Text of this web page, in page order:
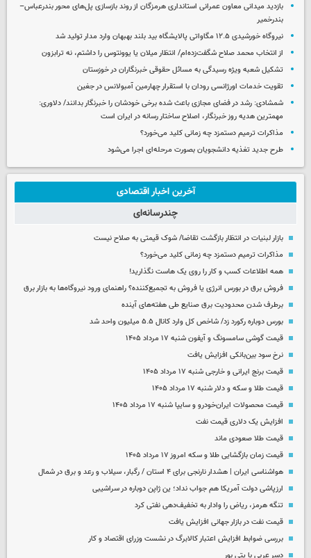
بازدید میدانی معاون عمرانی استانداری هرمزگان از روند بازسازی پل‌های محور بندرعباس–
بندرخمیر
نیروگاه خورشیدی ۱۲.۵ مگاواتی پالایشگاه بید بلند بهبهان وارد مدار تولید شد
از انتخاب محمد صلاح شگفت‌زده‌ام/ انتظار میلان یا یوونتوس را داشتم، نه ترابزون
تشکیل شعبه ویژه رسیدگی به مسائل حقوقی خبرنگاران در خوزستان
تقویت خدمات اورژانسی رودان با استقرار چهارمین آمبولانس در جغین
شمشادی: رشد در فضای مجازی باعث شده برخی خودشان را خبرنگار بدانند/ دلاوری:
مهمترین هدیه‌ روز خبرنگار، اصلاح ساختار رسانه در ایران است
مذاکرات ترمیم دستمزد چه زمانی کلید می‌خورد؟
طرح جدید تغذیه دانشجویان بصورت مرحله‌ای اجرا می‌شود
آخرین اخبار اقتصادی
چندرسانه‌ای
بازار لبنیات در انتظار بازگشت تقاضا/ شوک قیمتی به صلاح نیست
مذاکرات ترمیم دستمزد چه زمانی کلید می‌خورد؟
همه اطلاعات کسب‌ و کار را روی یک هاست نگذارید!
فروش برق در بورس انرژی یا فروش به تجمیع‌کننده؟ راهنمای ورود نیروگاه‌ها به بازار برق
برطرف شدن محدودیت‌ برق صنایع طی هفته‌های آینده
بورس دوباره رکورد زد/ شاخص کل وارد کانال ۵.۵ میلیون واحد شد
قیمت گوشی سامسونگ و آیفون شنبه ۱۷ مرداد ۱۴۰۵
نرخ سود بین‌بانکی افزایش یافت
قیمت برنج ایرانی و خارجی شنبه ۱۷ مرداد ۱۴۰۵
قیمت طلا و سکه و دلار شنبه ۱۷ مرداد ۱۴۰۵
قیمت محصولات ایران‌خودرو و سایپا شنبه ۱۷ مرداد ۱۴۰۵
افزایش یک دلاری قیمت نفت
قیمت طلا صعودی ماند
قیمت زمان بازگشایی طلا و سکه امروز ۱۷ مرداد ۱۴۰۵
هواشناسی ایران | هشدار نارنجی برای ۴ استان / رگبار، سیلاب و رعد و برق در شمال
ارزپاشی دولت آمریکا هم جواب نداد؛ ین ژاپن دوباره در سراشیبی
تنگه هرمز، ریاض را وادار به تخفیف‌دهی نفتی کرد
قیمت نفت در بازار جهانی افزایش یافت
بررسی ضوابط افزایش اعتبار کالابرگ در نشست وزرای اقتصاد و کار
دسر عربی با پتی بور